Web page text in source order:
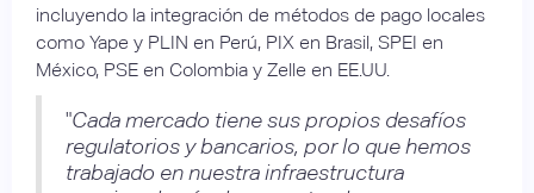
incluyendo la integración de métodos de pago locales
como Yape y PLIN en Perú, PIX en Brasil, SPEI en
México, PSE en Colombia y Zelle en EE.UU.
"Cada mercado tiene sus propios desafíos
regulatorios y bancarios, por lo que hemos
trabajado en nuestra infraestructura